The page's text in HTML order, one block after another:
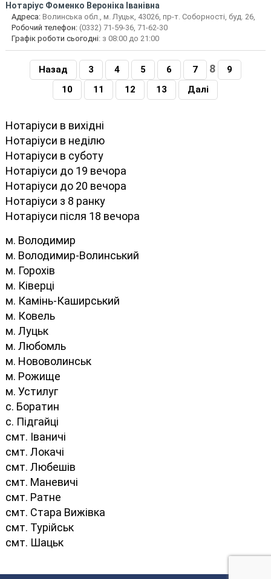
Нотаріус Фоменко Вероніка Іванівна
Адреса:Волинська обл., м. Луцьк, 43026, пр-т. Соборності, буд. 26,
Робочий телефон:(0332) 71-59-36, 71-62-30
Графік роботи сьогодні: з 08:00 до 21:00
Назад 3 4 5 6 7 8
9
10
11 12 13 Далі
Нотаріуси в вихідні
Нотаріуси в неділю
Нотаріуси в суботу
Нотаріуси до 19 вечора
Нотаріуси до 20 вечора
Нотаріуси з 8 ранку
Нотаріуси після 18 вечора
м. Володимир
м. Володимир-Волинський
м. Горохів
м. Ківерці
м. Камінь-Каширський
м. Ковель
м. Луцьк
м. Любомль
м. Нововолинськ
м. Рожище
м. Устилуг
с. Боратин
с. Підгайці
смт. Іваничі
смт. Локачі
смт. Любешів
смт. Маневичі
смт. Ратне
смт. Стара Вижівка
смт. Турійськ
смт. Шацьк